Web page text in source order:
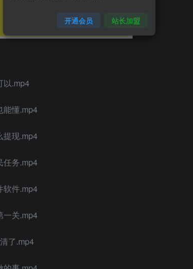
以.mp4
能懂.mp4
提现.mp4
任务.mp4
软件.mp4
一关.mp4
了.mp4
开通会员 站长加盟